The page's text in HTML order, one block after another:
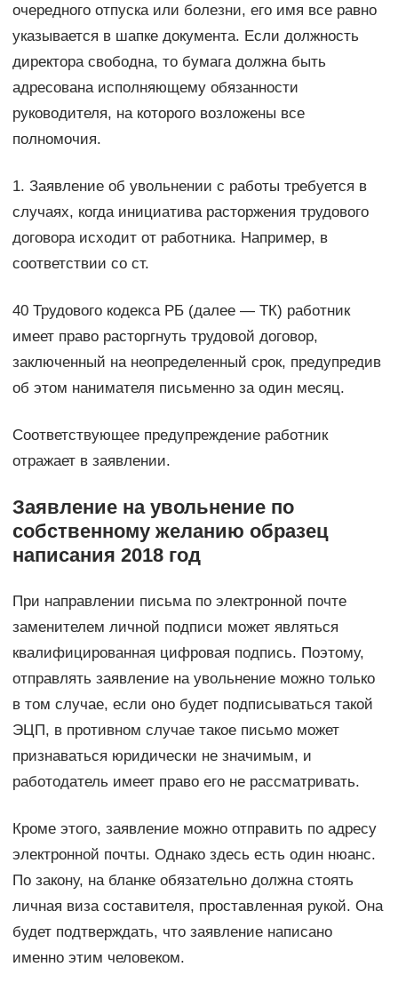
очередного отпуска или болезни, его имя все равно
указывается в шапке документа. Если должность
директора свободна, то бумага должна быть
адресована исполняющему обязанности
руководителя, на которого возложены все
полномочия.
1. Заявление об увольнении с работы требуется в
случаях, когда инициатива расторжения трудового
договора исходит от работника. Например, в
соответствии со ст.
40 Трудового кодекса РБ (далее — ТК) работник
имеет право расторгнуть трудовой договор,
заключенный на неопределенный срок, предупредив
об этом нанимателя письменно за один месяц.
Соответствующее предупреждение работник
отражает в заявлении.
Заявление на увольнение по
собственному желанию образец
написания 2018 год
При направлении письма по электронной почте
заменителем личной подписи может являться
квалифицированная цифровая подпись. Поэтому,
отправлять заявление на увольнение можно только
в том случае, если оно будет подписываться такой
ЭЦП, в противном случае такое письмо может
признаваться юридически не значимым, и
работодатель имеет право его не рассматривать.
Кроме этого, заявление можно отправить по адресу
электронной почты. Однако здесь есть один нюанс.
По закону, на бланке обязательно должна стоять
личная виза составителя, проставленная рукой. Она
будет подтверждать, что заявление написано
именно этим человеком.